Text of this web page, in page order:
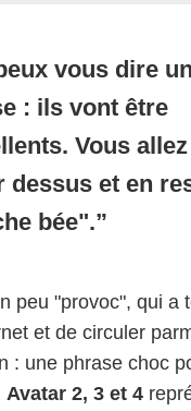
vous dire
: ils vont être
Vous
dessus et en
bée".
peu "provoc", qui a
et de circuler
: une phrase choc
Avatar 2, 3 et 4